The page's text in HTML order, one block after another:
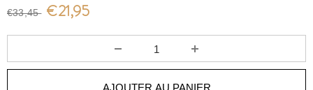
€33,45 €21,95